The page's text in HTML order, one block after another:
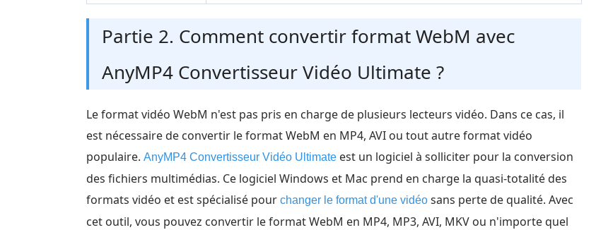
Partie 2. Comment convertir format WebM avec
AnyMP4 Convertisseur Vidéo Ultimate ?
Le format vidéo WebM n'est pas pris en charge de plusieurs lecteurs vidéo. Dans ce cas, il
est nécessaire de convertir le format WebM en MP4, AVI ou tout autre format vidéo
populaire. AnyMP4 Convertisseur Vidéo Ultimate est un logiciel à solliciter pour la conversion
des fichiers multimédias. Ce logiciel Windows et Mac prend en charge la quasi-totalité des
formats vidéo et est spécialisé pour changer le format d'une vidéo sans perte de qualité. Avec
cet outil, vous pouvez convertir le format WebM en MP4, MP3, AVI, MKV ou n'importe quel